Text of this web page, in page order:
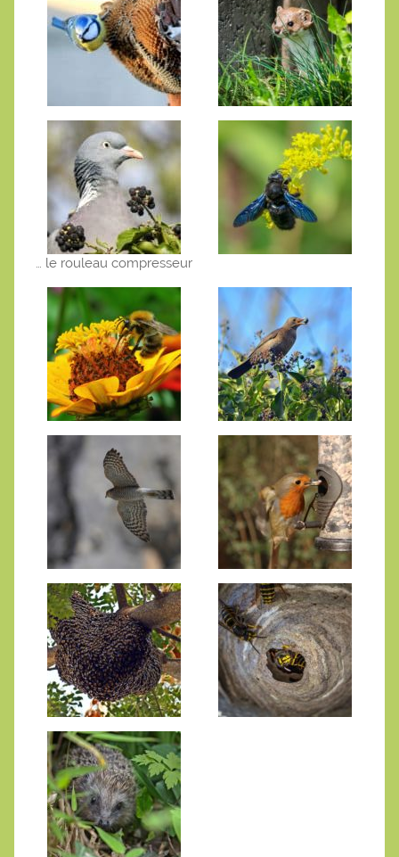
… le rouleau compresseur